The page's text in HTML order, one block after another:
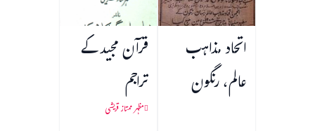
اتحاد مذاہب
عالم، رنگون
قرآن مجید کے
تراجم
مظہر ممتاز قریشی